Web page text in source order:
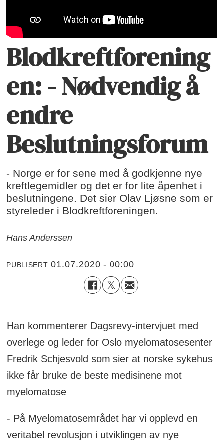
Blodkreftforening
en: - Nødvendig å
endre
Beslutningsforum
- Norge er for sene med å godkjenne nye
kreftlegemidler og det er for lite åpenhet i
beslutningene. Det sier Olav Ljøsne som er
styreleder i Blodkreftforeningen.
Hans Anderssen
PUBLISERT 01.07.2020 - 00:00
Han kommenterer Dagsrevy-intervjuet med
overlege og leder for Oslo myelomatosesenter
Fredrik Schjesvold som sier at norske sykehus
ikke får bruke de beste medisinene mot
myelomatose
- På Myelomatosemrådet har vi opplevd en
veritabel revolusjon i utviklingen av nye